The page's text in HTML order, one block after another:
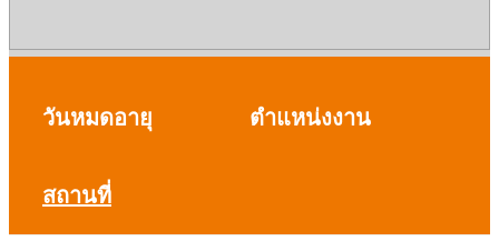
วันหมดอายุ ตำแหน่งงาน
สถานที่